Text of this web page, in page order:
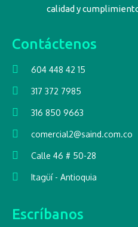
calidad y
Contáctenos
604 448 42 15
317 372 7985
316 850 9663
comercial2@saind.com.co
Calle 46 # 50-28
Itagüí - Antioquia
Escríbanos